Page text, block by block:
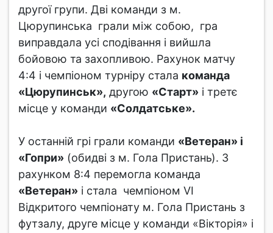
другої групи. Дві команди з м.
Цюрупинська грали між собою, гра
виправдала усі сподівання і вийшла
бойовою та захопливою. Рахунок матчу
4:4 і чемпіоном турніру стала команда
«Цюрупинськ», другою «Старт» і третє
місце у команди «Солдатське».
У останній грі грали команди «Ветеран» і
«Гопри» (обидві з м. Гола Пристань). З
рахунком 8:4 перемогла команда
«Ветеран» і стала чемпіоном VI
Відкритого чемпіонату м. Гола Пристань з
футзалу, друге місце у команди «Вікторія» і